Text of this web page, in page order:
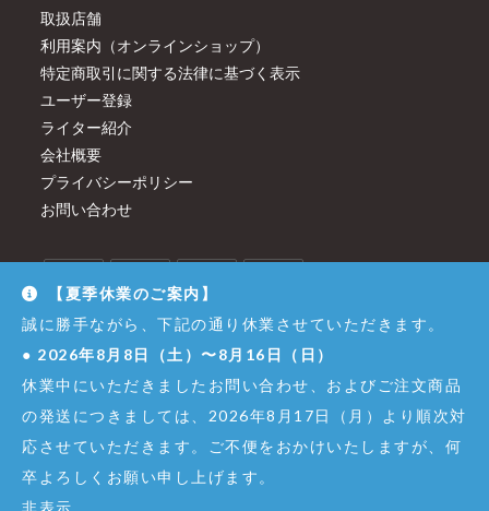
取扱店舗
利用案内（オンラインショップ）
特定商取引に関する法律に基づく表示
ユーザー登録
ライター紹介
会社概要
プライバシーポリシー
お問い合わせ
© Copyright - Dirigent GINZA JUJIYA Co.,Ltd. All Right Reserved.
【夏季休業のご案内】
誠に勝手ながら、下記の通り休業させていただきます。
● 2026年8月8日（土）〜8月16日（日）
休業中にいただきましたお問い合わせ、およびご注文商品
の発送につきましては、2026年8月17日（月）より順次対
応させていただきます。ご不便をおかけいたしますが、何
卒よろしくお願い申し上げます。
非表示